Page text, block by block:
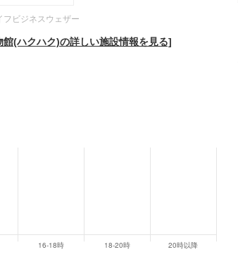
フビジネスウェザー
(ハクハク)の詳しい施設情報を見る]